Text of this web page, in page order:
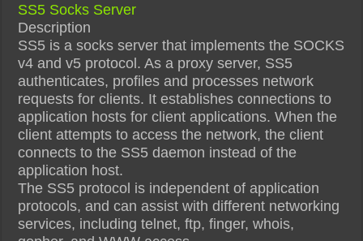
SS5 Socks Server
Description
SS5 is a socks server that implements the SOCKS
v4 and v5 protocol. As a proxy server, SS5
authenticates, profiles and processes network
requests for clients. It establishes connections to
application hosts for client applications. When the
client attempts to access the network, the client
connects to the SS5 daemon instead of the
application host.
The SS5 protocol is independent of application
protocols, and can assist with different networking
services, including telnet, ftp, finger, whois,